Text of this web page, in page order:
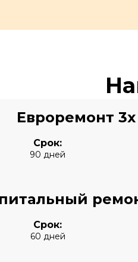
Евроремонт
Срок:
90 дней
Срок:
60 дней